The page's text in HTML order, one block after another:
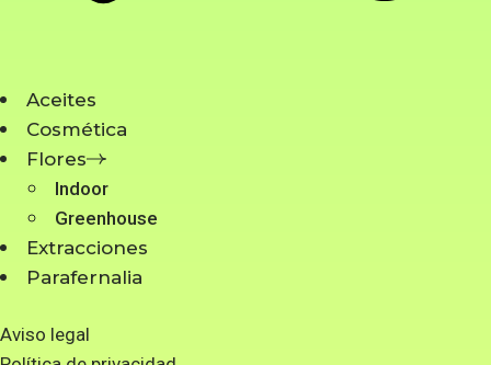
Aceites
Cosmética
Flores
Indoor
Greenhouse
Extracciones
Parafernalia
Aviso legal